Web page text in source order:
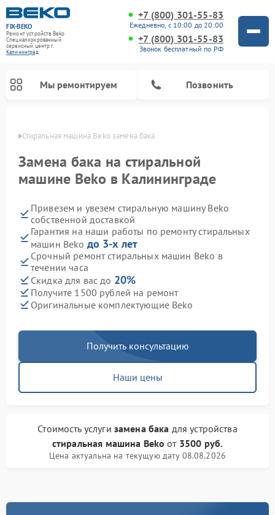
FIX-BEKO
Ремонт устройств Beko
Специализированный
cервисный центр г.
Калининград
+7 (800) 301-55-83
Ежедневно, с 10:00 до 20:00
+7 (800) 301-55-83
Звонок бесплатный по РФ
Мы ремонтируем Позвонить
Стиральная машина Beko замена бака
Замена бака на стиральной
машине Beko в Калининграде
Привезем и увезем стиральную машину Beko
собственной доставкой
Гарантия на наши работы по ремонту стиральных
машин Beko до 3-х лет
Срочный ремонт стиральных машин Beko в
течении часа
Скидка для вас до 20%
Получите 1500 рублей на ремонт
Оригинальные комплектующие Beko
Получить консультацию
Наши цены
Стоимость услуги замена бака для устройства
стиральная машина Beko от 3500 руб.
Цена актуальна на текущую дату 08.08.2026